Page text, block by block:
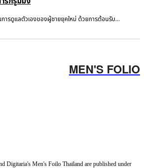
ารดูแลตัวเองของผู้ชายยุคใหม่ ด้วยการต้อนรับ...
MEN'S FOLIO
Digitaria's Men's Foilo Thailand are published under